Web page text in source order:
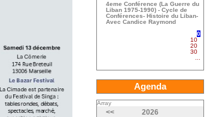
4eme Conférence (La Guerre du
Liban 1975-1990) - Cycle de
Conférences- Histoire du Liban-
Avec Candice Raymond
0
10
20
30
Agenda
Array
<<
2026